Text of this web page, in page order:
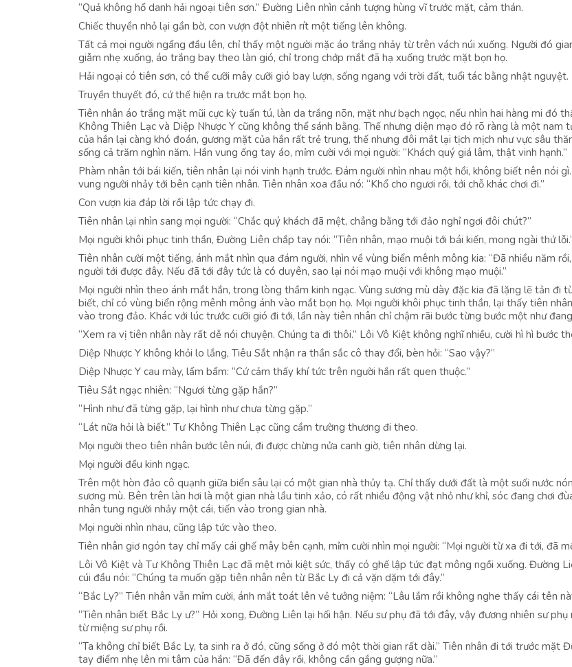
“Quả không hổ danh hải ngoại tiên sơn.” Đường Liên nhìn cảnh tượng hùng vĩ trước mặt, cảm thán.
Chiếc thuyền nhỏ lại gần bờ, con vượn đột nhiên rít một tiếng lên không.
Tất cả mọi người ngẩng đầu lên, chỉ thấy một người mặc áo trắng nhảy từ trên vách núi xuống. Người đó
giẫm nhẹ xuống, áo trắng bay theo làn gió, chỉ trong chớp mắt đã hạ xuống trước mặt bọn họ.
Hải ngoại có tiên sơn, có thể cưỡi mây cưỡi gió bay lượn, sống ngang với trời đất, tuổi tác bằng nhật nguyệt.
Truyền thuyết đó, cứ thế hiện ra trước mắt bọn họ.
Tiên nhân áo trắng mặt mũi cực kỳ tuấn tú, làn da trắng nõn, mặt như bạch ngọc, nếu nhìn hai hàng mi đó
Không Thiên Lạc và Diệp Nhược Y cũng không thể sánh bằng. Thế nhưng diện mạo đó rõ ràng là một nam
của hắn lại càng khó đoán, gương mặt của hắn rất trẻ trung, thế nhưng đôi mắt lại tịch mịch như vực sâu
sống cả trăm nghìn năm. Hắn vung ống tay áo, mỉm cười với mọi người: “Khách quý giá lâm, thật vinh hạnh.”
Phàm nhân tới bái kiến, tiên nhân lại nói vinh hạnh trước. Đám người nhìn nhau một hồi, không biết nên nói
vung người nhảy tới bên cạnh tiên nhân. Tiên nhân xoa đầu nó: “Khổ cho ngươi rồi, tới chỗ khác chơi đi.”
Con vượn kia đáp lời rồi lập tức chạy đi.
Tiên nhân lại nhìn sang mọi người: “Chắc quý khách đã mệt, chẳng bằng tới đảo nghỉ ngơi đôi chút?”
Mọi người khôi phục tinh thần, Đường Liên chắp tay nói: “Tiên nhân, mạo muội tới bái kiến, mong ngài thứ
Tiên nhân cười một tiếng, ánh mắt nhìn qua đám người, nhìn về vùng biển mênh mông kia: “Đã nhiều năm
người tới được đây. Nếu đã tới đây tức là có duyên, sao lại nói mạo muội với không mạo muội.”
Mọi người nhìn theo ánh mắt hắn, trong lòng thầm kinh ngạc. Vùng sương mù dày đặc kia đã lặng lẽ tản đi
biết, chỉ có vùng biển rộng mênh mông ánh vào mắt bọn họ. Mọi người khôi phục tinh thần, lại thấy tiên
vào trong đảo. Khác với lúc trước cưỡi gió đi tới, lần này tiên nhân chỉ chậm rãi bước từng bước một như
“Xem ra vị tiên nhân này rất dễ nói chuyện. Chúng ta đi thôi.” Lôi Vô Kiệt không nghĩ nhiều, cười hì hì bước
Diệp Nhược Y không khỏi lo lắng, Tiêu Sắt nhận ra thần sắc cô thay đổi, bèn hỏi: “Sao vậy?”
Diệp Nhược Y cau mày, lẩm bẩm: “Cứ cảm thấy khí tức trên người hắn rất quen thuộc.”
Tiêu Sắt ngạc nhiên: “Ngươi từng gặp hắn?”
“Hình như đã từng gặp, lại hình như chưa từng gặp.”
“Lát nữa hỏi là biết.” Tư Không Thiên Lạc cũng cầm trường thương đi theo.
Mọi người theo tiên nhân bước lên núi, đi được chừng nửa canh giờ, tiên nhân dừng lại.
Mọi người đều kinh ngạc.
Trên một hòn đảo cô quạnh giữa biển sâu lại có một gian nhà thủy tạ. Chỉ thấy dưới đất là một suối nước
sương mù. Bên trên làn hơi là một gian nhà lầu tinh xảo, có rất nhiều động vật nhỏ như khỉ, sóc đang chơi
nhân tung người nhảy một cái, tiến vào trong gian nhà.
Mọi người nhìn nhau, cũng lập tức vào theo.
Tiên nhân giơ ngón tay chỉ mấy cái ghế mây bên cạnh, mỉm cười nhìn mọi người: “Mọi người từ xa đi tới, đã
Lôi Vô Kiệt và Tư Không Thiên Lạc đã mệt mỏi kiệt sức, thấy có ghế lập tức đạt mông ngồi xuống. Đường
cúi đầu nói: “Chúng ta muốn gặp tiên nhân nên từ Bắc Ly đi cả vặn dặm tới đây.”
“Bắc Ly?” Tiên nhân vẫn mỉm cười, ánh mắt toát lên vẻ tưởng niệm: “Lâu lắm rồi không nghe thấy cái tên
“Tiên nhân biết Bắc Ly ư?” Hỏi xong, Đường Liên lại hối hận. Nếu sư phụ đã tới đây, vậy đương nhiên sư
từ miệng sư phụ rồi.
“Ta không chỉ biết Bắc Ly, ta sinh ra ở đó, cũng sống ở đó một thời gian rất dài.” Tiên nhân đi tới trước mặt
tay điểm nhẹ lên mi tâm của hắn: “Đã đến đây rồi, không cần gắng gượng nữa.”